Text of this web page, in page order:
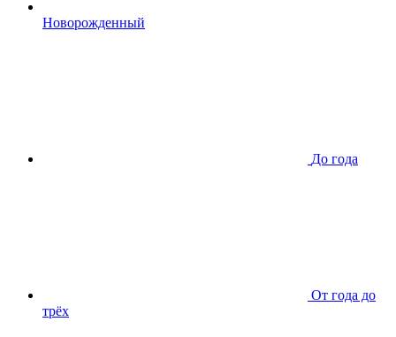
Новорожденный
До года
От года до
трёх